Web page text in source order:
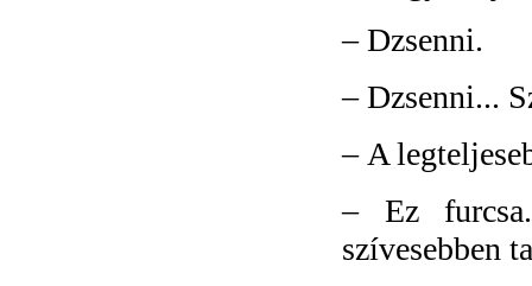
–Dzsenni.
–Dzsenni...
–A
– Ez
szívesebben